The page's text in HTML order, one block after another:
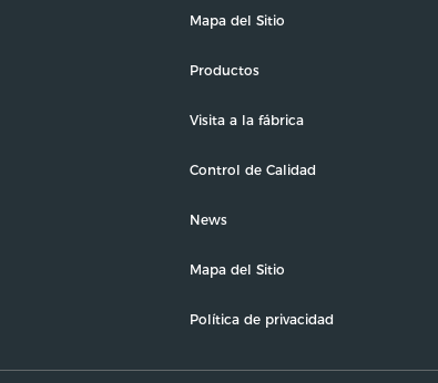
Mapa del Sitio
Productos
Visita a la fábrica
Control de Calidad
News
Mapa del Sitio
Política de privacidad